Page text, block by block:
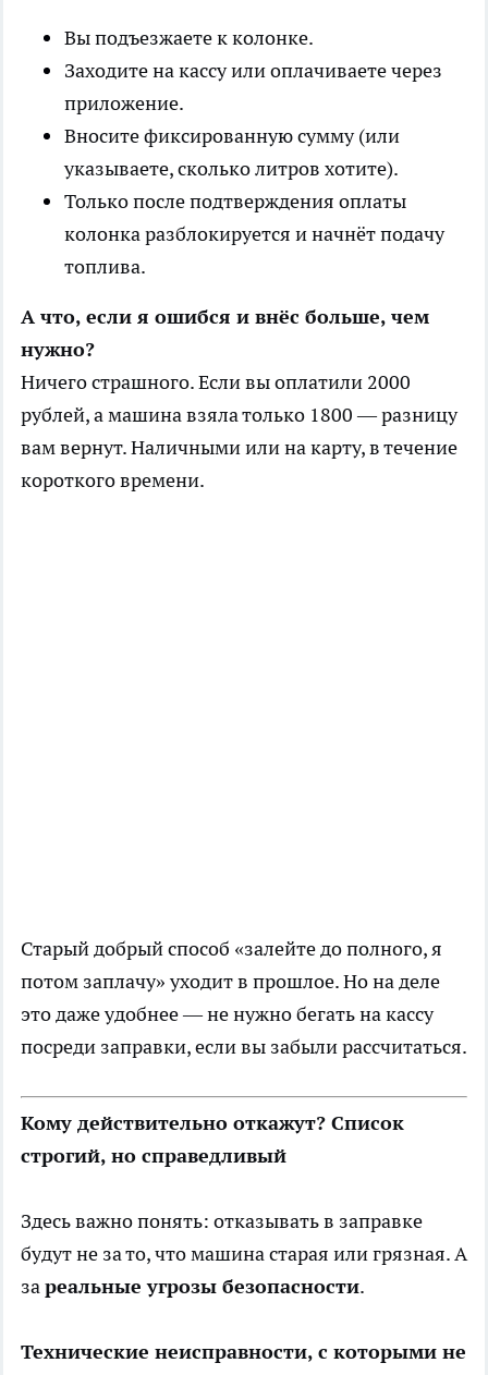
Вы подъезжаете к колонке.
Заходите на кассу или оплачиваете через
приложение.
Вносите фиксированную сумму (или
указываете, сколько литров хотите).
Только после подтверждения оплаты
колонка разблокируется и начнёт подачу
топлива.
А что, если я ошибся и внёс больше, чем
нужно?
Ничего страшного. Если вы оплатили 2000
рублей, а машина взяла только 1800 — разницу
вам вернут. Наличными или на карту, в течение
короткого времени.
Старый добрый способ «залейте до полного, я
потом заплачу» уходит в прошлое. Но на деле
это даже удобнее — не нужно бегать на кассу
посреди заправки, если вы забыли рассчитаться.
Кому действительно откажут? Список
строгий, но справедливый
Здесь важно понять: отказывать в заправке
будут не за то, что машина старая или грязная. А
зареальные угрозы безопасности.
Технические неисправности, с которыми не